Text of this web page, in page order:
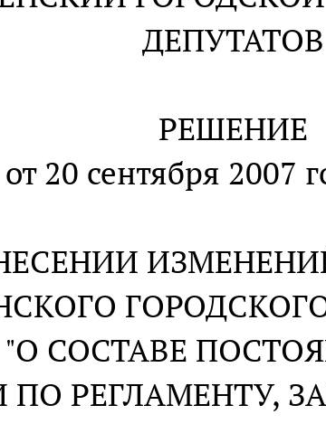
ДЕПУТАТОВ
РЕШЕНИЕ
от 20 сентября 2007
СОСТАВЕ
РЕГЛАМЕНТУ,